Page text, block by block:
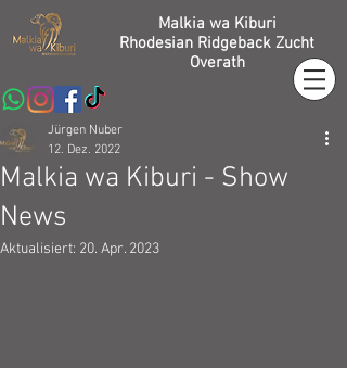
Malkia wa Kiburi
Rhodesian Ridgeback Zucht
Overath
Malkia wa Kiburi - Show
News
Jürgen Nuber
12. Dez. 2022
Aktualisiert: 20. Apr. 2023